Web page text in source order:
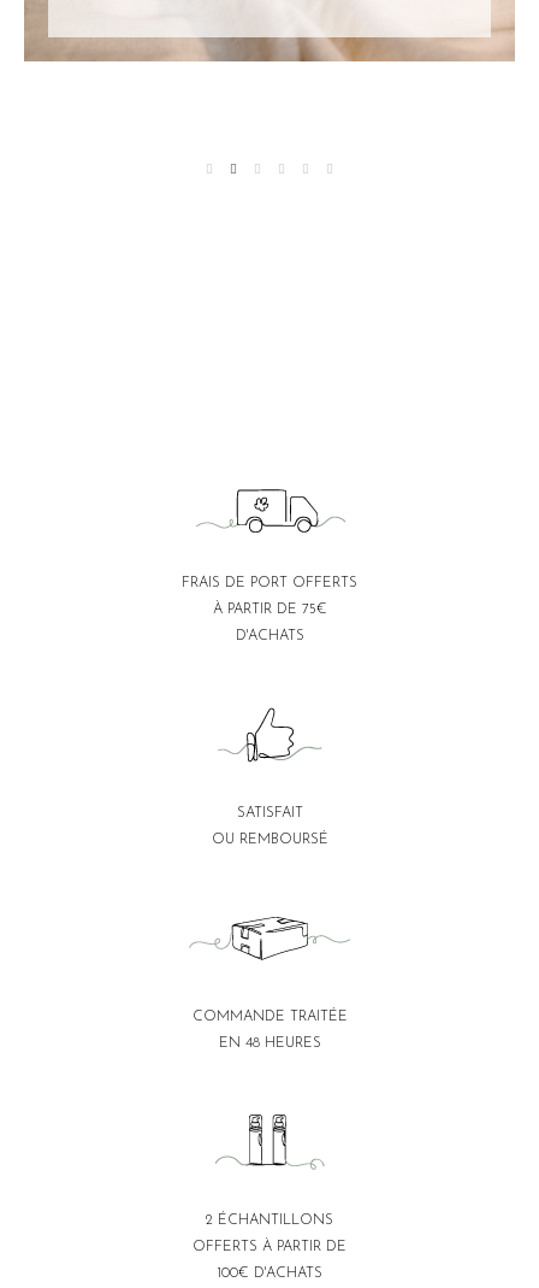
FRAIS DE PORT OFFERTS
À PARTIR DE 75€
D'ACHATS
SATISFAIT
OU REMBOURSÉ
COMMANDE TRAITÉE
EN 48 HEURES
2 ÉCHANTILLONS
OFFERTS À PARTIR DE
100€ D'ACHATS